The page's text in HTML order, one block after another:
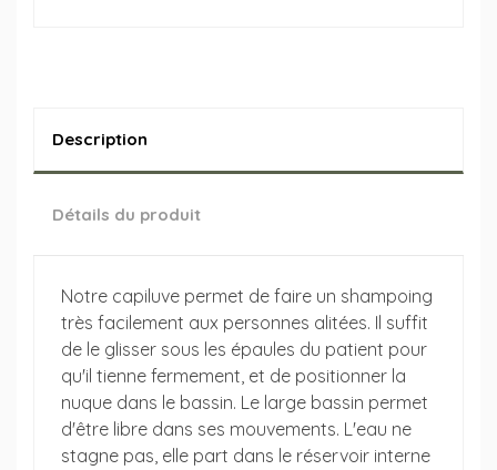
Description
Détails du produit
Notre capiluve permet de faire un shampoing
très facilement aux personnes alitées. Il suffit
de le glisser sous les épaules du patient pour
qu'il tienne fermement, et de positionner la
nuque dans le bassin. Le large bassin permet
d'être libre dans ses mouvements. L'eau ne
stagne pas, elle part dans le réservoir interne